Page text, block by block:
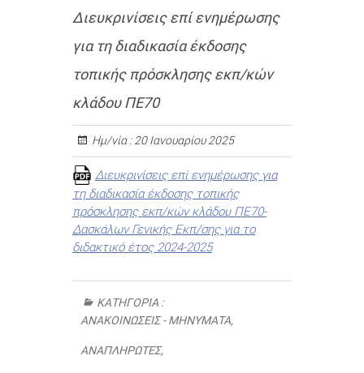
Διευκρινίσεις επί ενημέρωσης
για τη διαδικασία έκδοσης
τοπικής πρόσκλησης εκπ/κών
κλάδου ΠΕ70
Ημ/νία :20 Ιανουαρίου 2025
Διευκρινίσεις επί ενημέρωσης για
τη διαδικασία έκδοσης τοπικής
πρόσκλησης εκπ/κών κλάδου ΠΕ70-
Δασκάλων Γενικής Εκπ/σης για το
διδακτικό έτος 2024-2025
ΚΑΤΗΓΟΡΊΑ :
ΑΝΑΚΟΙΝΏΣΕΙΣ - ΜΗΝΎΜΑΤΑ,
ΑΝΑΠΛΗΡΩΤΈΣ,